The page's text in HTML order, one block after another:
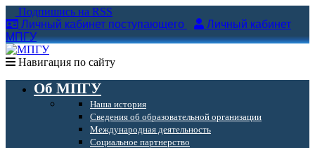
Подпишись на RSS
Личный кабинет поступающего
Личный кабинет
МПГУ
Навигация по сайту
Об МПГУ
Наша история
Сведения об образовательной организации
Международная деятельность
Социальное партнерство